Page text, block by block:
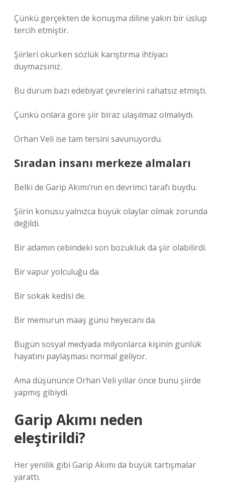
Çünkü gerçekten de konuşma diline yakın bir üslup
tercih etmiştir.
Şiirleri okurken sözlük karıştırma ihtiyacı
duymazsınız.
Bu durum bazı edebiyat çevrelerini rahatsız etmişti.
Çünkü onlara göre şiir biraz ulaşılmaz olmalıydı.
Orhan Veli ise tam tersini savunuyordu.
Sıradan insanı merkeze almaları
Belki de Garip Akımı’nın en devrimci tarafı buydu.
Şiirin konusu yalnızca büyük olaylar olmak zorunda
değildi.
Bir adamın cebindeki son bozukluk da şiir olabilirdi.
Bir vapur yolculuğu da.
Bir sokak kedisi de.
Bir memurun maaş günü heyecanı da.
Bugün sosyal medyada milyonlarca kişinin günlük
hayatını paylaşması normal geliyor.
Ama düşününce Orhan Veli yıllar önce bunu şiirde
yapmış gibiydi.
Garip Akımı neden
eleştirildi?
Her yenilik gibi Garip Akımı da büyük tartışmalar
yarattı.